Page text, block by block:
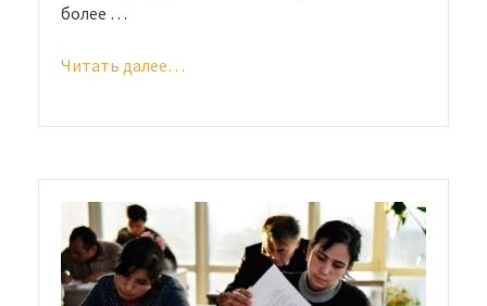
более …
Читать далее…